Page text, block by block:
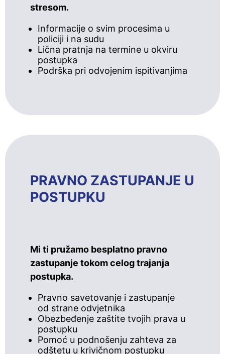
stresom.
Informacije o svim procesima u
policiji i na sudu
Lična pratnja na termine u okviru
postupka
Podrška pri odvojenim ispitivanjima
PRAVNO ZASTUPANJE U
POSTUPKU
Mi ti pružamo besplatno pravno
zastupanje tokom celog trajanja
postupka.
Pravno savetovanje i zastupanje
od strane odvjetnika
Obezbeđenje zaštite tvojih prava u
postupku
Pomoć u podnošenju zahteva za
odštetu u krivičnom postupku